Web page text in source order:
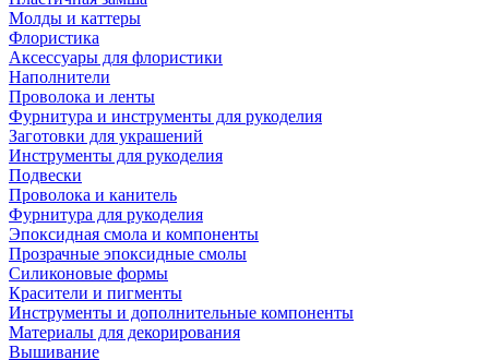
Молды и каттеры
Флористика
Аксессуары для флористики
Наполнители
Проволока и ленты
Фурнитура и инструменты для рукоделия
Заготовки для украшений
Инструменты для рукоделия
Подвески
Проволока и канитель
Фурнитура для рукоделия
Эпоксидная смола и компоненты
Прозрачные эпоксидные смолы
Силиконовые формы
Красители и пигменты
Инструменты и дополнительные компоненты
Материалы для декорирования
Вышивание